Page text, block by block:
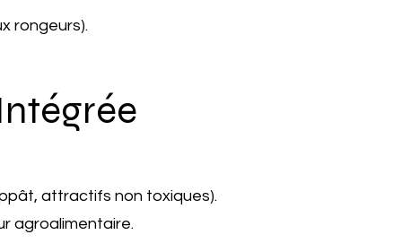
rongeurs).
attractifs non toxiques).
agroalimentaire.